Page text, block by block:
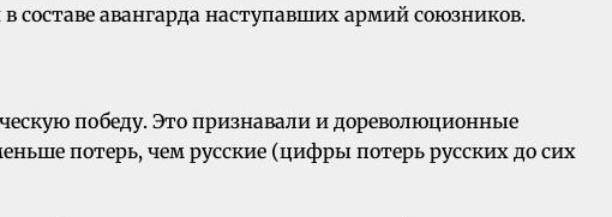
авангарда наступавших армий союзников.
победу. Это признавали и дореволюционные
потерь, чем русские (цифры потерь русских до сих